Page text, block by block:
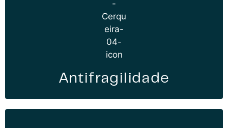
Antifragilidade